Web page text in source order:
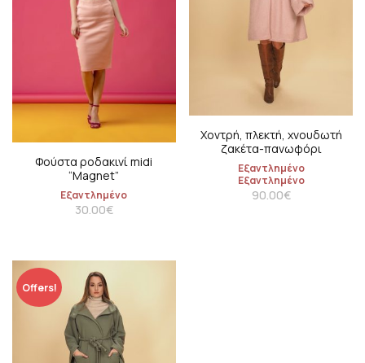
Φούστα ροδακινί midi
“Μagnet”
Εξαντλημένο
30.00€
Χοντρή, πλεκτή, χνουδωτή
ζακέτα-πανωφόρι
Εξαντλημένο
Εξαντλημένο
90.00€
Offers!